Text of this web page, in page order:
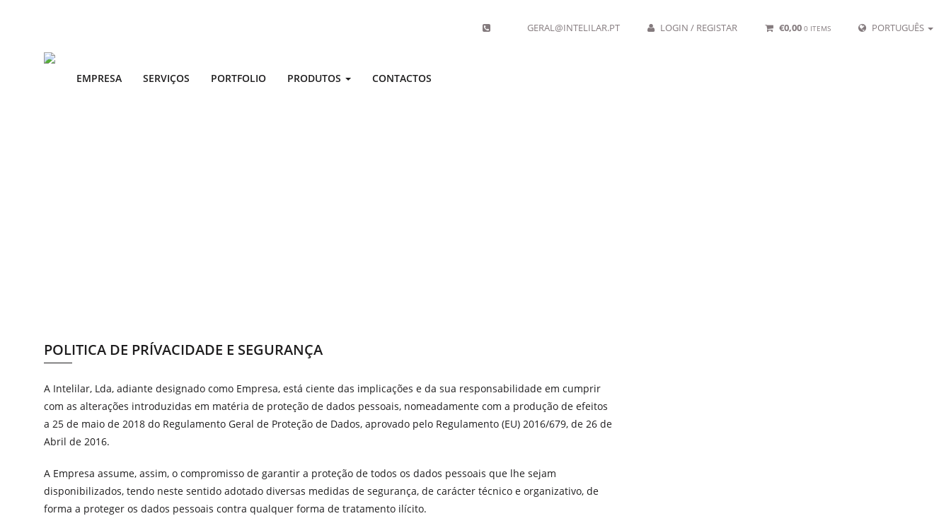
GERAL@INTELILAR.PT LOGIN / REGISTAR €0,00 0 ITEMS PORTUGUÊS
EMPRESA SERVIÇOS PORTFOLIO PRODUTOS CONTACTOS
POLITICA DE PRÍVACIDADE E SEGURANÇA
A Intelilar, Lda, adiante designado como Empresa, está ciente das implicações e da sua responsabilidade em cumprir
com as alterações introduzidas em matéria de proteção de dados pessoais, nomeadamente com a produção de efeitos
a 25 de maio de 2018 do Regulamento Geral de Proteção de Dados, aprovado pelo Regulamento (EU) 2016/679, de 26 de
Abril de 2016.
A Empresa assume, assim, o compromisso de garantir a proteção de todos os dados pessoais que lhe sejam
disponibilizados, tendo neste sentido adotado diversas medidas de segurança, de carácter técnico e organizativo, de
forma a proteger os dados pessoais contra qualquer forma de tratamento ilícito.